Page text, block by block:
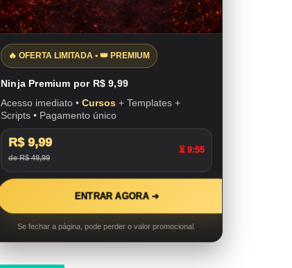
🔥 OFERTA LIMITADA • 👑 PREMIUM
Ninja Premium por R$ 9,99
Acesso imediato • Cursos + Templates +
Scripts • Pagamento único
R$ 9,99
de R$ 49,99
⏳ 9:53
ENTRAR AGORA ➜
Se fechar a página, pode perder o valor promocional.